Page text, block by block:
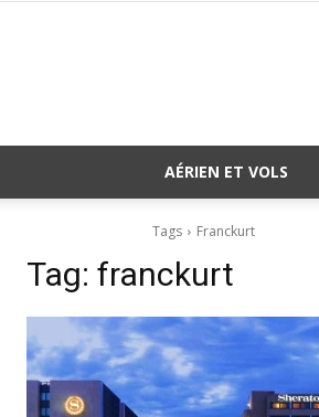
AÉRIEN ET VOLS
Tags Franckurt
Tag: franckurt